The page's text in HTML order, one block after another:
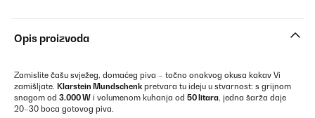
Opis proizvoda
Zamislite čašu svježeg, domaćeg piva – točno onakvog okusa kakav Vi
zamišljate. Klarstein Mundschenkpretvara tu ideju u stvarnost: s grijnom
snagom od 3.000 W i volumenom kuhanja od 50 litara, jedna šarža daje
20–30 boca gotovog piva.